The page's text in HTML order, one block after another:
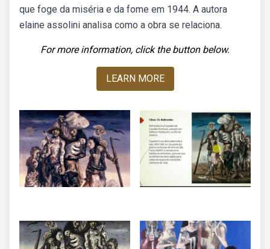
que foge da miséria e da fome em 1944. A autora
elaine assolini analisa como a obra se relaciona.
For more information, click the button below.
LEARN MORE